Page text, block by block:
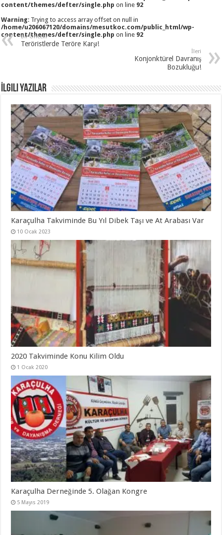
content/themes/defter/single.php on line 92
Warning: Trying to access array offset on null in
/home/u206067120/domains/mesutkoc.com/public_html/wp-
content/themes/defter/single.php on line 92
Bir Önceki
Teröristlerde Teröre Karşı!
İleri
Konjonktürel Davranış
Bozukluğu!
İlgili Yazılar
Karaçulha Takviminde Bu Yıl Dibek Taşı ve At Arabası Var
10 Ocak 2023
2020 Takviminde Konu Kilim Oldu
1 Ocak 2020
Karaçulha Derneğinde 5. Olağan Kongre
5 Mayıs 2019